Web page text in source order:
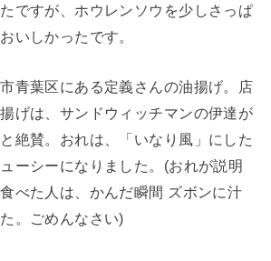
ですが、ホウレンソウを少しさっぱ
いしかったです。
青葉区にある定義さんの油揚げ。店
げは、サンドウィッチマンの伊達が
絶賛。おれは、「いなり風」にした
ーシーになりました。(おれが説明
べた人は、かんだ瞬間 ズボンに汁
。ごめんなさい)